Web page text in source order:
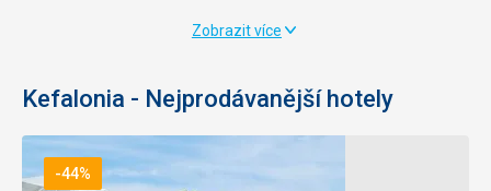
Zobrazit více
Kefalonia - Nejprodávanější hotely
-44%